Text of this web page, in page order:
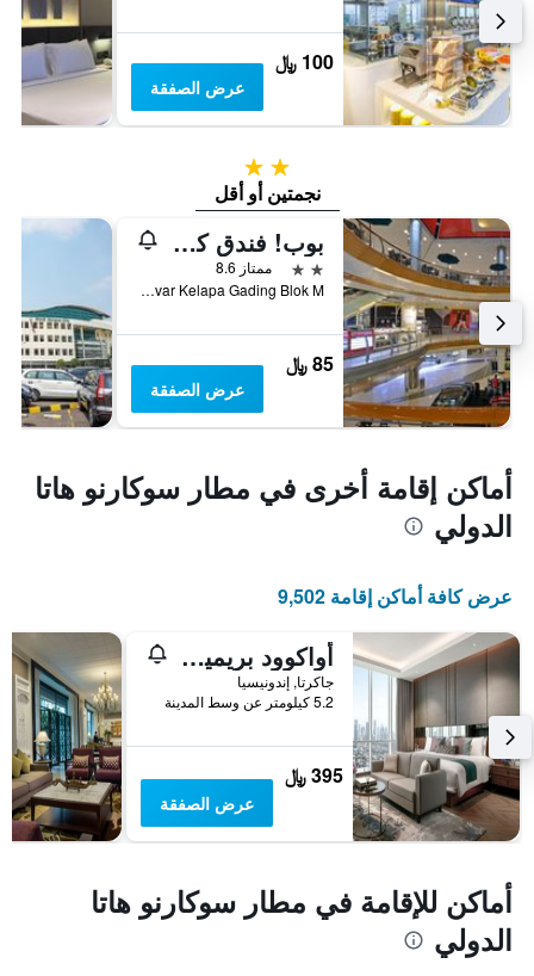
100 ﷼
عرض الصفقة
2 نجمتين
نجمتين أو أقل
بوب! فندق كيلابا جادينج
2 نجمتين
ممتاز 8.6
Jalan Bulevar Kelapa Gading Blok M, جاكرتا, إندونيسيا
85 ﷼
عرض الصفقة
أماكن إقامة أخرى في مطار سوكارنو هاتا
الدولي
عرض كافة أماكن إقامة 9,502
أواكوود بريمير كوزمو جاكارتا
جاكرتا, إندونيسيا
5.2 كيلومتر عن وسط المدينة
395 ﷼
عرض الصفقة
أماكن للإقامة في مطار سوكارنو هاتا
الدولي